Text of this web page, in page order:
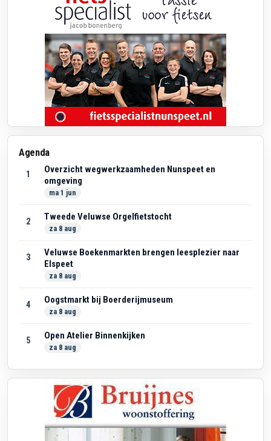
Agenda
1
Overzicht wegwerkzaamheden Nunspeet en
omgeving
ma 1 jun
2 Tweede Veluwse Orgelfietstocht
za 8 aug
3
Veluwse Boekenmarkten brengen leesplezier naar
Elspeet
za 8 aug
4 Oogstmarkt bij Boerderijmuseum
za 8 aug
5 Open Atelier Binnenkijken
za 8 aug